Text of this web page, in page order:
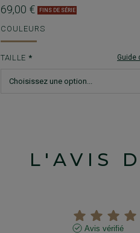
69,00 € FINS DE SÉRIE
COULEURS
TAILLE Guide
L'AVIS
Avis vérifié